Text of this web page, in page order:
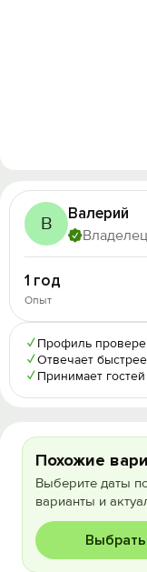
В Валерий
Владелец
1 год
Опыт
✓ Профиль
✓Отвечает
✓ Принимает
Похожие
Выберите даты
варианты и